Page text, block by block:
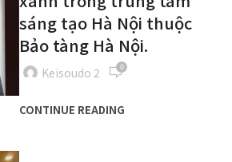
sáng tạo Hà Nội thuộc
Bảo tàng Hà Nội.
Keisoudo 2 0
CONTINUE READING